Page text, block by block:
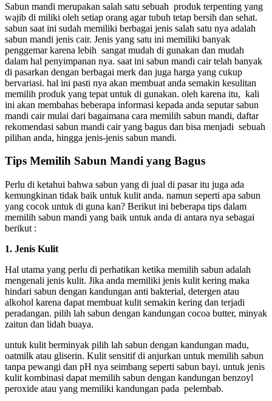
Sabun mandi merupakan salah satu sebuah produk terpenting yang
wajib di miliki oleh setiap orang agar tubuh tetap bersih dan sehat.
sabun saat ini sudah memiliki berbagai jenis salah satu nya adalah
sabun mandi jenis cair. Jenis yang satu ini memiliki banyak
penggemar karena lebih sangat mudah di gunakan dan mudah
dalam hal penyimpanan nya. saat ini sabun mandi cair telah banyak
di pasarkan dengan berbagai merk dan juga harga yang cukup
bervariasi. hal ini pasti nya akan membuat anda semakin kesulitan
memilih produk yang tepat untuk di gunakan. oleh karena itu, kali
ini akan membahas beberapa informasi kepada anda seputar sabun
mandi cair mulai dari bagaimana cara memilih sabun mandi, daftar
rekomendasi sabun mandi cair yang bagus dan bisa menjadi sebuah
pilihan anda, hingga jenis-jenis sabun mandi.
Tips Memilih Sabun Mandi yang Bagus
Perlu di ketahui bahwa sabun yang di jual di pasar itu juga ada
kemungkinan tidak baik untuk kulit anda. namun seperti apa sabun
yang cocok untuk di guna kan? Berikut ini beberapa tips dalam
memilih sabun mandi yang baik untuk anda di antara nya sebagai
berikut :
1. Jenis Kulit
Hal utama yang perlu di perhatikan ketika memilih sabun adalah
mengenali jenis kulit. Jika anda memiliki jenis kulit kering maka
hindari sabun dengan kandungan anti bakterial, detergen atau
alkohol karena dapat membuat kulit semakin kering dan terjadi
peradangan. pilih lah sabun dengan kandungan cocoa butter, minyak
zaitun dan lidah buaya.
untuk kulit berminyak pilih lah sabun dengan kandungan madu,
oatmilk atau gliserin. Kulit sensitif di anjurkan untuk memilih sabun
tanpa pewangi dan pH nya seimbang seperti sabun bayi. untuk jenis
kulit kombinasi dapat memilih sabun dengan kandungan benzoyl
peroxide atau yang memiliki kandungan pada pelembab.